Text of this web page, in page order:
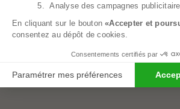
5. Analyse des campagnes
En cliquant sur le bouton«Accepter et
consentez au dépôt de cookies.
Consentements certifiés par
Paramétrer mes préférences